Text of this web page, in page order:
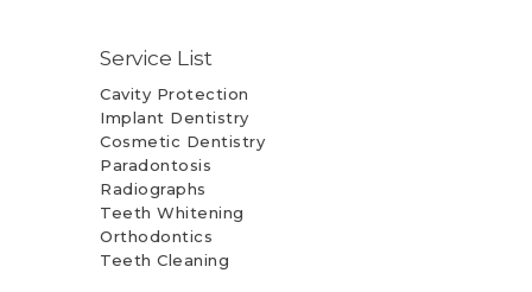
Service List
Cavity Protection
Implant Dentistry
Cosmetic Dentistry
Paradontosis
Radiographs
Teeth Whitening
Orthodontics
Teeth Cleaning